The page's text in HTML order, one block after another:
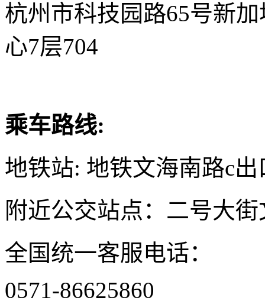
杭州市科技园路65号新
心7层704
乘车路线:
地铁站: 地铁文海南路c出
附近公交站点：二号大
全国统一客服电话：
0571-86625860